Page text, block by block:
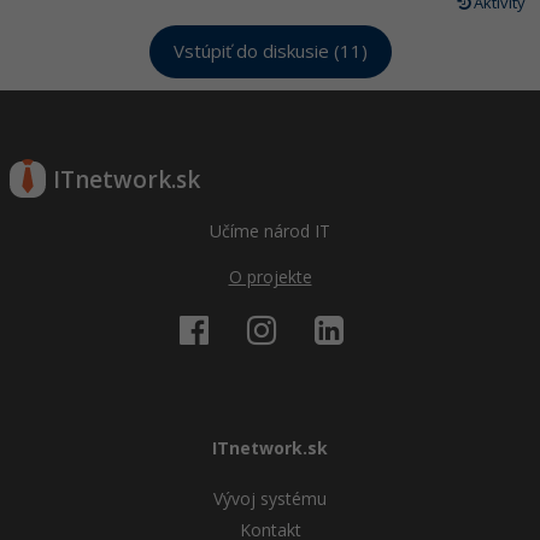
Vstúpiť do diskusie (11)
ITnetwork.sk
Učíme národ IT
O projekte
ITnetwork.sk
Vývoj systému
Kontakt